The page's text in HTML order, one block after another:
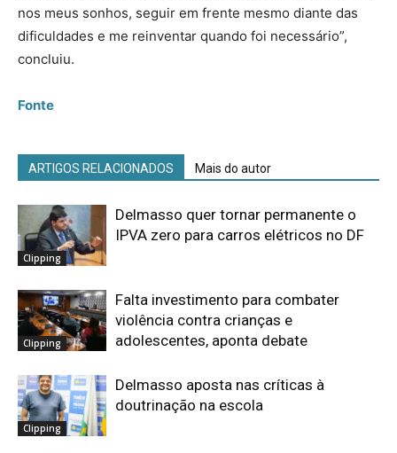
nos meus sonhos, seguir em frente mesmo diante das
dificuldades e me reinventar quando foi necessário”,
concluiu.
Fonte
ARTIGOS RELACIONADOS Mais do autor
Clipping
Delmasso quer tornar permanente o
IPVA zero para carros elétricos no DF
Clipping
Falta investimento para combater
violência contra crianças e
adolescentes, aponta debate
Clipping
Delmasso aposta nas críticas à
doutrinação na escola